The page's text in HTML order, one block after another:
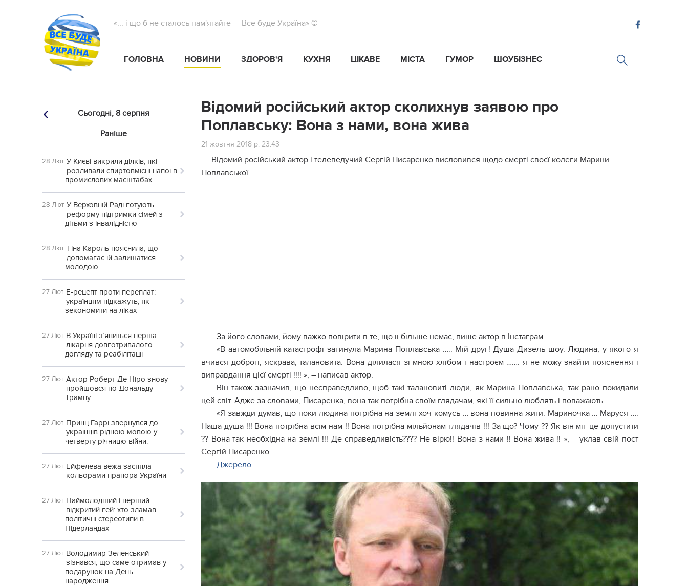
«... і що б не сталось пам'ятайте — Все буде Україна» ©
ГОЛОВНА НОВИНИ ЗДОРОВ'Я КУХНЯ ЦІКАВЕ МІСТА ГУМОР ШОУБІЗНЕС
Сьогодні, 8 серпня
Раніше
28 Лют У Києві викрили ділків, які
розливали спиртовмісні напої в
промислових масштабах
28 Лют У Верховній Раді готують
реформу підтримки сімей з
дітьми з інвалідністю
28 Лют Тіна Кароль пояснила, що
допомагає їй залишатися
молодою
27 Лют Е-рецепт проти переплат:
українцям підкажуть, як
зекономити на ліках
27 Лют В Україні з’явиться перша
лікарня довготривалого
догляду та реабілітації
27 Лют Актор Роберт Де Ніро знову
пройшовся по Дональду
Трампу
27 Лют Принц Гаррі звернувся до
українців рідною мовою у
четверту річницю війни.
27 Лют Ейфелева вежа засяяла
кольорами прапора України
27 Лют Наймолодший і перший
відкритий гей: хто зламав
політичні стереотипи в
Нідерландах
27 Лют Володимир Зеленський
зізнався, що саме отримав у
подарунок на День
народження
Відомий російський актор сколихнув заявою про
Поплавську: Вона з нами, вона жива
21 жовтня 2018 р. 23:43
Відомий російський актор і телеведучий Сергій Писаренко висловився щодо смерті своєї колеги Марини
Поплавської
За його словами, йому важко повірити в те, що її більше немає, пише актор в Інстаграм.
«В автомобільній катастрофі загинула Марина Поплавська ….. Мій друг! Душа Дизель шоу. Людина, у якого я
вчився доброті, яскрава, талановита. Вона ділилася зі мною хлібом і настроєм ……. я не можу знайти пояснення і
виправдання цієї смерті !!!! », – написав актор.
Він також зазначив, що несправедливо, щоб такі талановиті люди, як Марина Поплавська, так рано покидали
цей світ. Адже за словами, Писаренка, вона так потрібна своїм глядачам, які її сильно люблять і поважають.
«Я завжди думав, що поки людина потрібна на землі хоч комусь … вона повинна жити. Мариночка … Маруся ….
Наша душа !!! Вона потрібна всім нам !! Вона потрібна мільйонам глядачів !!! За що? Чому ?? Як він міг це допустити
?? Вона так необхідна на землі !!! Де справедливість???? Не вірю!! Вона з нами !! Вона жива !! », – уклав свій пост
Сергій Писаренко.
Джерело